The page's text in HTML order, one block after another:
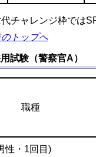
チャレンジ枠では
トップへ
試験（警察官A）
職種
性・1回目)